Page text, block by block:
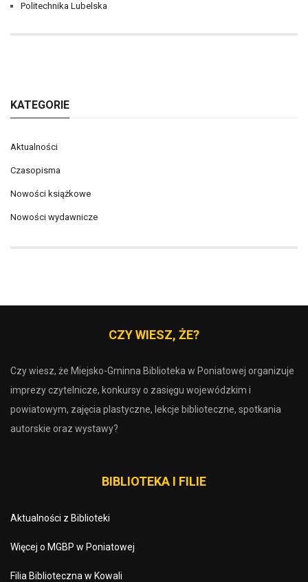
Politechnika Lubelska
KATEGORIE
Aktualności
Czasopisma
Nowości książkowe
Nowości wydawnicze
CZY WIESZ, ŻE?
Czy wiesz, że Miejsko-Gminna Biblioteka w Poniatowej organizuje
imprezy czytelnicze, konkursy o zasięgu wojewódzkim i
powiatowym, zajęcia plastyczne, lekcje biblioteczne, spotkania
autorskie oraz wystawy?
BIBLIOTEKA I FILIE
Aktualności z Biblioteki
Więcej o MGBP w Poniatowej
Filia Biblioteczna w Kowali